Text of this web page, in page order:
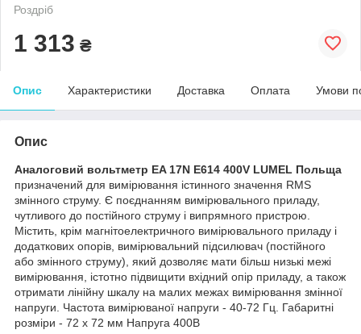
Роздріб
1 313 ₴
Опис Характеристики Доставка Оплата Умови
Опис
Аналоговий вольтметр EA 17N E614 400V LUMEL Польща
призначений для вимірювання істинного значення RMS
змінного струму. Є поєднанням вимірювального приладу,
чутливого до постійного струму і випрямного пристрою.
Містить, крім магнітоелектричного вимірювального приладу і
додаткових опорів, вимірювальний підсилювач (постійного
або змінного струму), який дозволяє мати більш низькі межі
вимірювання, істотно підвищити вхідний опір приладу, а також
отримати лінійну шкалу на малих межах вимірювання змінної
напруги. Частота вимірюваної напруги - 40-72 Гц. Габаритні
розміри - 72 x 72 мм Напруга 400В